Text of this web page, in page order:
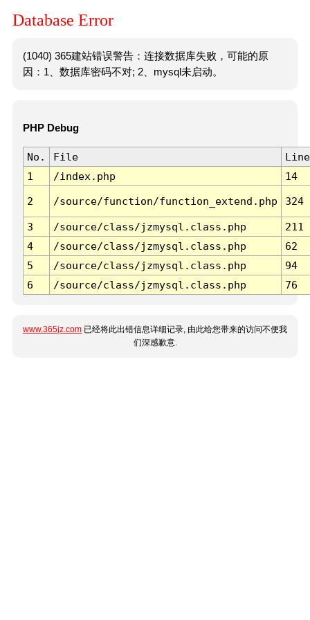
Database Error
(1040) 365建站错误警告：连接数据库失败，可能的原
因：1、数据库密码不对; 2、mysql未启动。
PHP Debug
No. File
Line
1
/index.php 14
2 /source/function/function_extend.php 324
3 /source/class/jzmysql.class.php
211
4
/source/class/jzmysql.class.php
62
5
/source/class/jzmysql.class.php
94
6
/source/class/jzmysql.class.php 76
www.365jz.com 已经将此出错信息详细记录, 由此给您带来的访问不便我
们深感歉意.